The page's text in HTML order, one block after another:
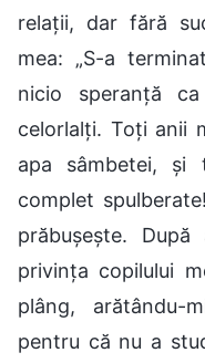
relații, dar fără
mea: „S-a
nicio speranță
celorlalți. Toți anii
apa sâmbetei, și
complet
prăbușește.
privința copilului
plâng, arătându-
pentru că nu a